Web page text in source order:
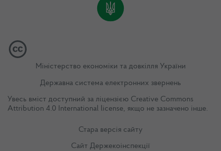
Міністерство економіки та довкілля України
Державна система електронних звернень
Увесь вміст доступний за ліцензією Creative Commons
Attribution 4.0 International license, якщо не зазначено інше.
Стара версія сайту
Сайт Держекоінспекції